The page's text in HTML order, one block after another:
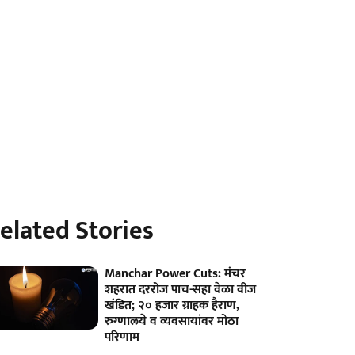
Stories
Manchar Power Cuts: मंचर
शहरात दररोज पाच-सहा वेळा वीज
खंडित; २० हजार ग्राहक हैराण,
रुग्णालये व व्यवसायांवर मोठा
परिणाम